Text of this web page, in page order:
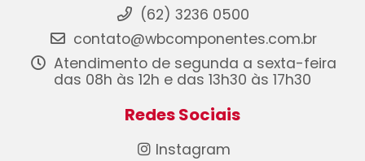
(62) 3236 0500
contato@wbcomponentes.com.br
Atendimento de segunda a sexta-feira
das 08h às 12h e das 13h30 às 17h30
Redes Sociais
Instagram